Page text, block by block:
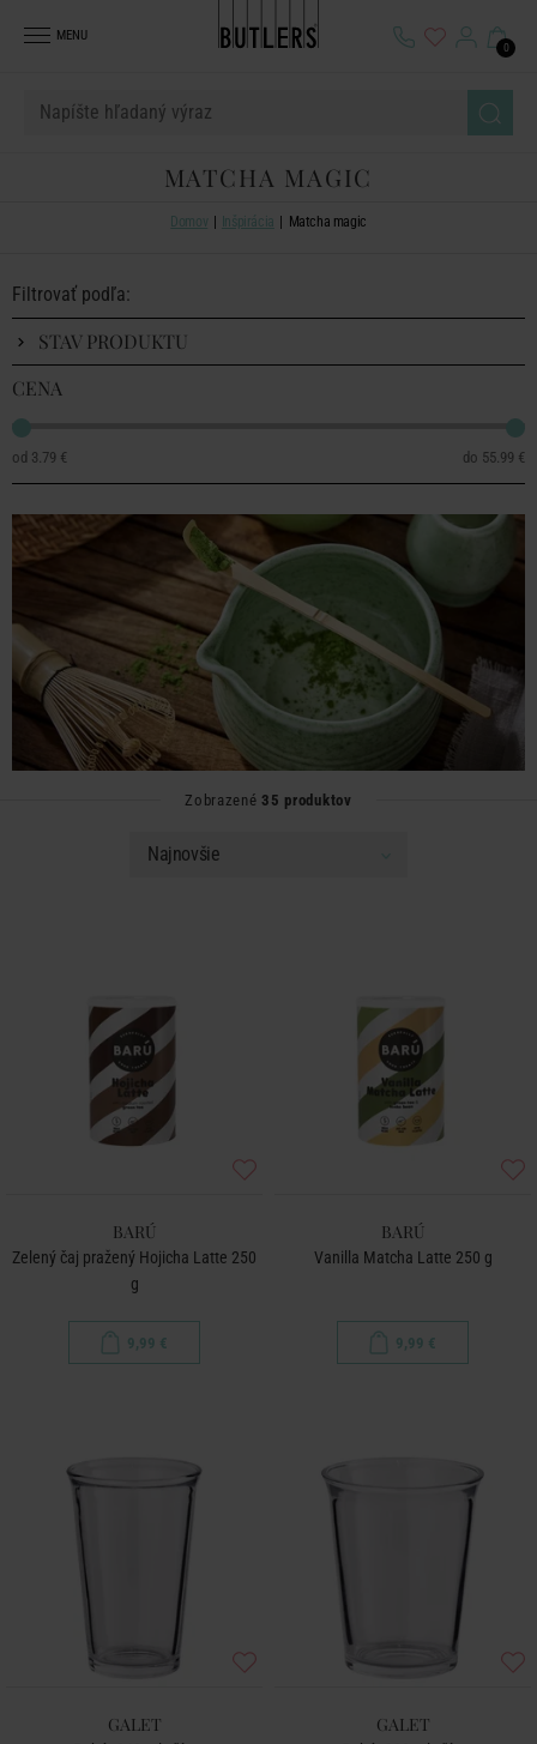
MENU
0
MATCHA MAGIC
Domov Inšpirácia Matcha magic
Filtrovať podľa:
STAV PRODUKTU
CENA
3.79 € 55.99 €
Zobrazené35 produktov
BARÚ
Zelený čaj pražený Hojicha Latte 250
g
9,99 €
BARÚ
Vanilla Matcha Latte 250 g
9,99 €
GALET GALET